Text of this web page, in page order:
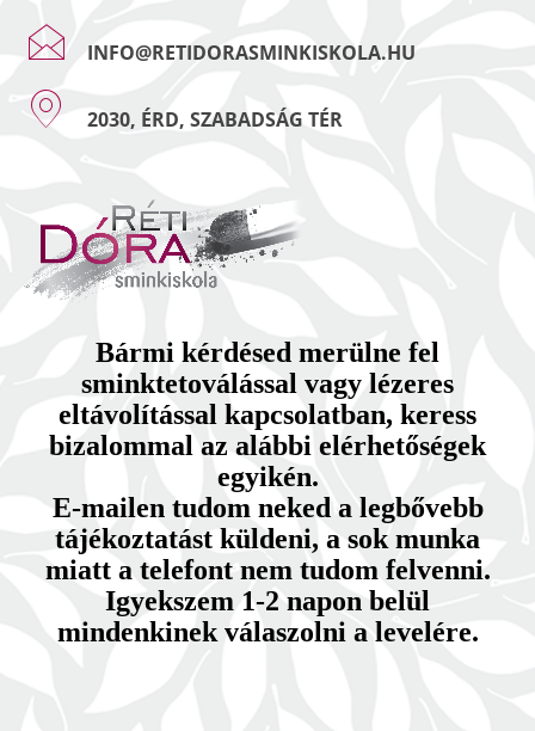
INFO@RETIDORASMINKISKOLA.HU
2030, ÉRD, SZABADSÁG TÉR
Bármi kérdésed merülne fel
sminktetoválással vagy lézeres
eltávolítással kapcsolatban, keress
bizalommal az alábbi elérhetőségek
egyikén.
E-mailen tudom neked a legbővebb
tájékoztatást küldeni, a sok munka
miatt a telefont nem tudom felvenni.
Igyekszem 1-2 napon belül
mindenkinek válaszolni a levelére.